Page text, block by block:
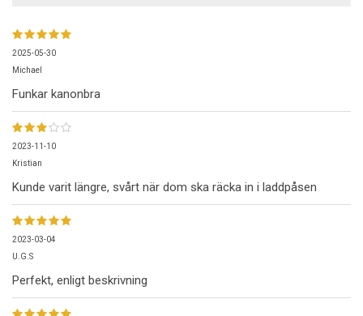
2025-05-30
Michael
Funkar kanonbra
2023-11-10
Kristian
Kunde varit längre, svårt när dom ska räcka in i laddpåsen
2023-03-04
U.G.S
Perfekt, enligt beskrivning